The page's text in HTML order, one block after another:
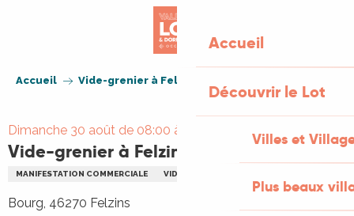
Accueil
Découvrir le Lot
Villes et
Plus beaux
Accueil Vide-grenier à Felzins
Dimanche 30 août de 08:00 à 18:00
Vide-grenier à Felzins
MANIFESTATION COMMERCIALE VIDE GRENIERS BRADERIE
Bourg, 46270 Felzins